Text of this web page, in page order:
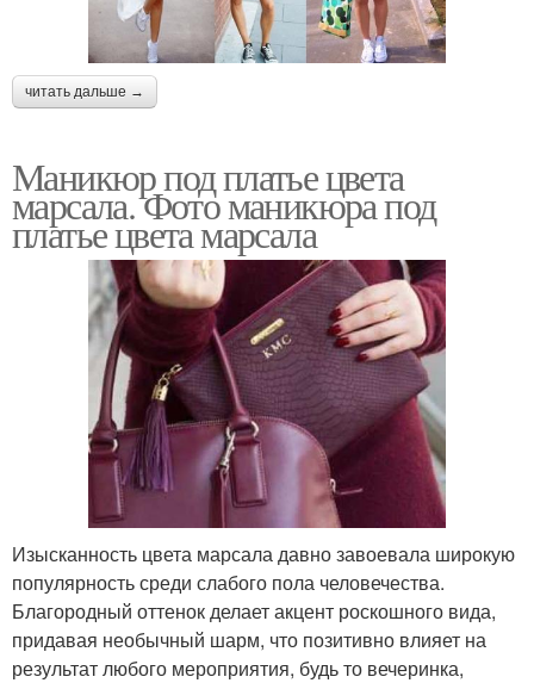
читать дальше →
Маникюр под платье цвета
марсала. Фото маникюра под
платье цвета марсала
Изысканность цвета марсала давно завоевала широкую
популярность среди слабого пола человечества.
Благородный оттенок делает акцент роскошного вида,
придавая необычный шарм, что позитивно влияет на
результат любого мероприятия, будь то вечеринка,